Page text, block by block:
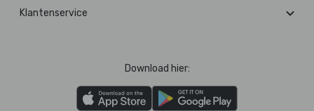
Klantenservice
Download hier: